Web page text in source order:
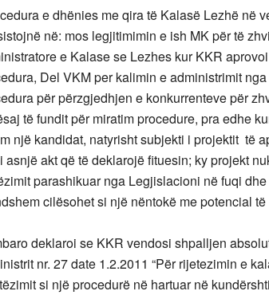
e dhënies me qira të Kalasë Lezhë në
në: mos legjitimimin e ish MK për të
e Kalase se Lezhes kur KKR
Del VKM per kalimin e administrimit
për përzgjedhjen e konkurrenteve për
të fundit për miratim procedure, pra edhe
një kandidat, natyrisht subjekti i projektit të
asnjë akt që të deklarojë fituesin; ky projekt
parashikuar nga Legjislacioni në fuqi
cilësohet si një nëntokë me potencial
deklaroi se KKR vendosi shpalljen
nr. 27 date 1.2.2011 “Për rijetezimin e
si një procedurë në hartuar në